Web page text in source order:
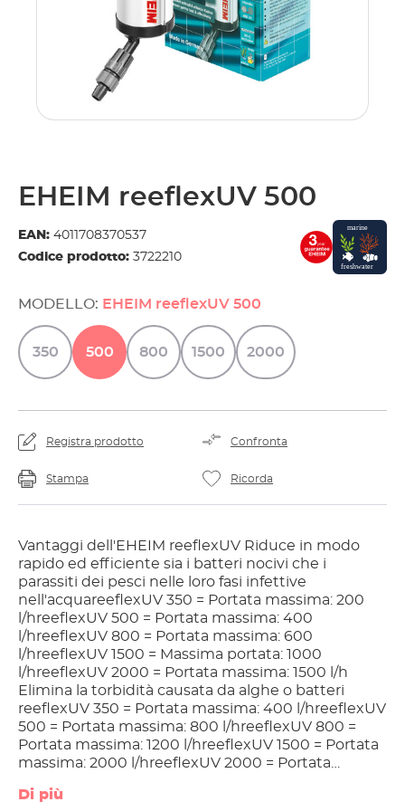
EHEIM reeflexUV 500
EAN: 4011708370537
Codice prodotto: 3722210
MODELLO: EHEIM reeflexUV 500
350 500 800 1500 2000
Registra prodotto Confronta
Stampa Ricorda
Vantaggi dell'EHEIM reeflexUV Riduce in modo
rapido ed efficiente sia i batteri nocivi che i
parassiti dei pesci nelle loro fasi infettive
nell'acquareeflexUV 350 = Portata massima: 200
l/hreeflexUV 500 = Portata massima: 400
l/hreeflexUV 800 = Portata massima: 600
l/hreeflexUV 1500 = Massima portata: 1000
l/hreeflexUV 2000 = Portata massima: 1500 l/h
Elimina la torbidità causata da alghe o batteri
reeflexUV 350 = Portata massima: 400 l/hreeflexUV
500 = Portata massima: 800 l/hreeflexUV 800 =
Portata massima: 1200 l/hreeflexUV 1500 = Portata
massima: 2000 l/hreeflexUV 2000 = Portata
internamente riflette la luce UV-C e garantisce
Di più